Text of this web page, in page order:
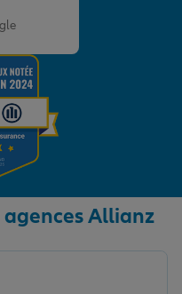
agences Allianz